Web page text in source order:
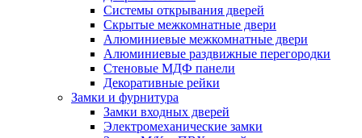
Системы открывания дверей
Скрытые межкомнатные двери
Алюминиевые межкомнатные двери
Алюминиевые раздвижные перегородки
Стеновые МДФ панели
Декоративные рейки
Замки и фурнитура
Замки входных дверей
Электромеханические замки